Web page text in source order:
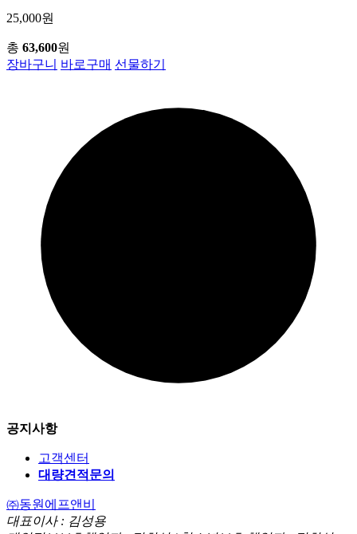
★위클리세일★[코스트코] CJ 햇반 이천 쌀밥 210g x 18...
25,000원
총63,600 원
고객센터
대량견적문의
㈜동원에프앤비